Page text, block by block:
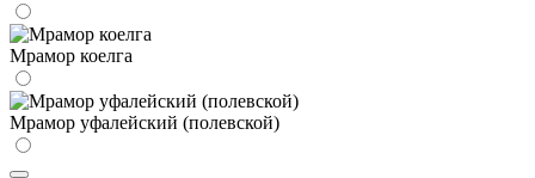
Мрамор коелга
Мрамор уфалейский (полевской)